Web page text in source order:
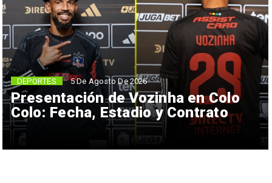
Presentación de Vozinha en Colo
Colo: Fecha, Estadio y Contrato
DEPORTES 5 De Agosto De 2026